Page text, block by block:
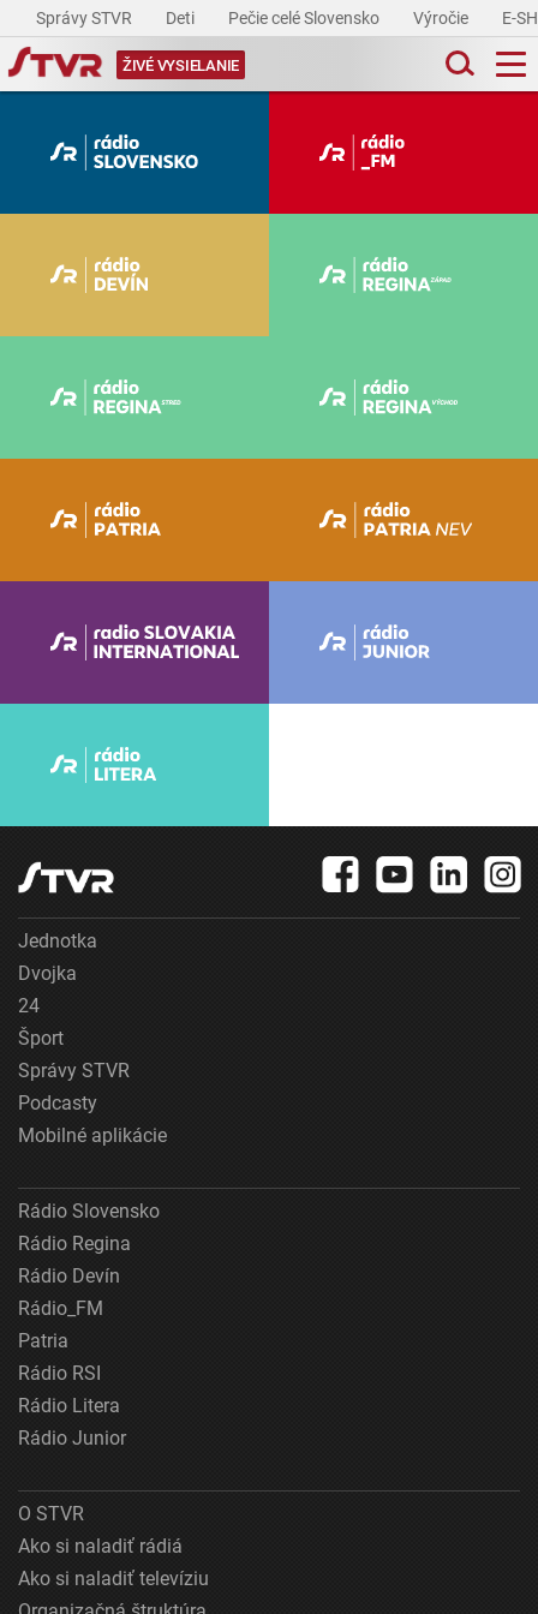
Správy STVR Deti Pečie celé Slovensko Výročie E-
ŽIVÉ VYSIELANIE
Jednotka
Dvojka
24
Šport
Správy STVR
Podcasty
Mobilné aplikácie
Rádio Slovensko
Rádio Regina
Rádio Devín
Rádio_FM
Patria
Rádio RSI
Rádio Litera
Rádio Junior
O STVR
Ako si naladiť rádiá
Ako si naladiť televíziu